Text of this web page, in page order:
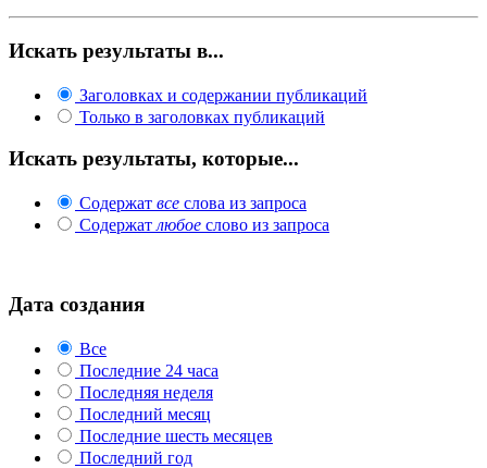
Искать результаты в...
Заголовках и содержании публикаций
Только в заголовках публикаций
Искать результаты, которые...
Содержат все слова из запроса
Содержат любое слово из запроса
Дата создания
Все
Последние 24 часа
Последняя неделя
Последний месяц
Последние шесть месяцев
Последний год